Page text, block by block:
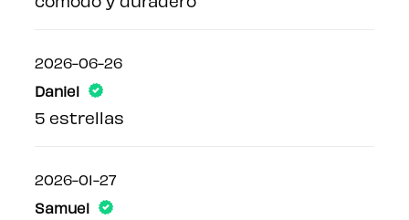
2026-06-26
Daniel
5 estrellas
2026-01-27
Samuel